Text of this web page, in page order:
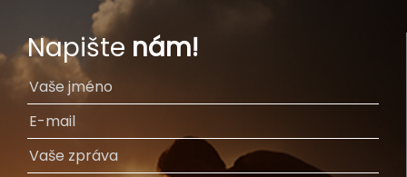
Napište nám!